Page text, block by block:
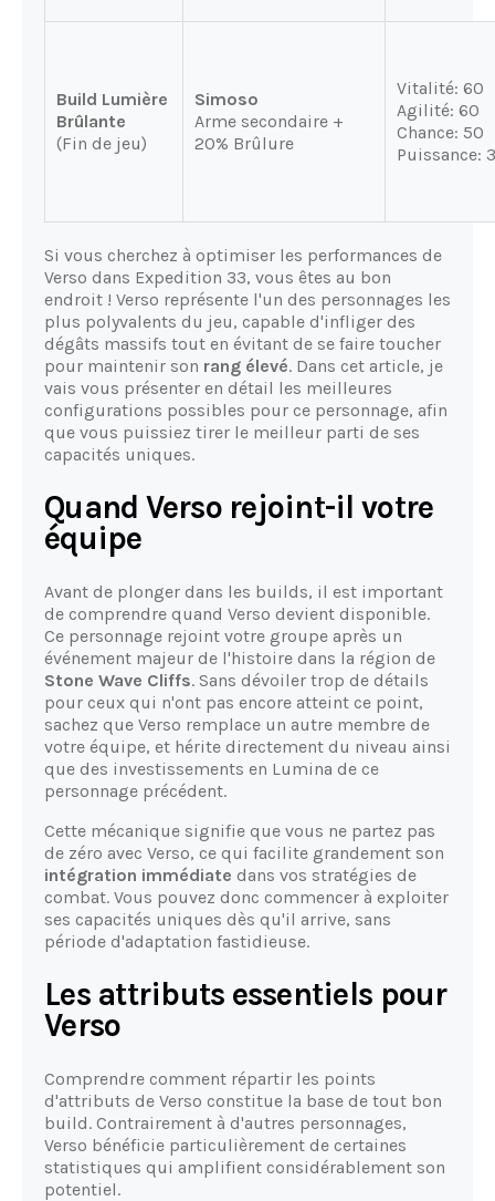
Build Lumière
Brûlante
(Fin de jeu)
Simoso
Arme secondaire +
20% Brûlure
Vitalité: 60
Agilité: 60
Chance: 50
Puissance:
Si vous cherchez à optimiser les performances de
Verso dans Expedition 33, vous êtes au bon
endroit ! Verso représente l'un des personnages les
plus polyvalents du jeu, capable d'infliger des
dégâts massifs tout en évitant de se faire toucher
pour maintenir son rang élevé. Dans cet article, je
vais vous présenter en détail les meilleures
configurations possibles pour ce personnage, afin
que vous puissiez tirer le meilleur parti de ses
capacités uniques.
Quand Verso rejoint-il votre
équipe
Avant de plonger dans les builds, il est important
de comprendre quand Verso devient disponible.
Ce personnage rejoint votre groupe après un
événement majeur de l'histoire dans la région de
Stone Wave Cliffs. Sans dévoiler trop de détails
pour ceux qui n'ont pas encore atteint ce point,
sachez que Verso remplace un autre membre de
votre équipe, et hérite directement du niveau ainsi
que des investissements en Lumina de ce
personnage précédent.
Cette mécanique signifie que vous ne partez pas
de zéro avec Verso, ce qui facilite grandement son
intégration immédiate dans vos stratégies de
combat. Vous pouvez donc commencer à exploiter
ses capacités uniques dès qu'il arrive, sans
période d'adaptation fastidieuse.
Les attributs essentiels pour
Verso
Comprendre comment répartir les points
d'attributs de Verso constitue la base de tout bon
build. Contrairement à d'autres personnages,
Verso bénéficie particulièrement de certaines
statistiques qui amplifient considérablement son
potentiel.